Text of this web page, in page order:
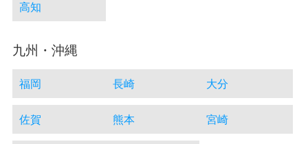
高知
九州・沖縄
福岡 長崎 大分
佐賀 熊本 宮崎